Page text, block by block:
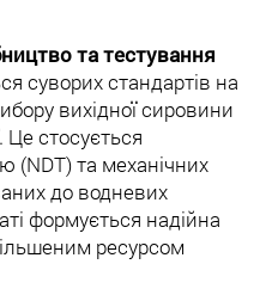
та тестування
суворих стандартів на
вихідної сировини
Це стосується
(NDT) та механічних
до водневих
формується надійна
ресурсом